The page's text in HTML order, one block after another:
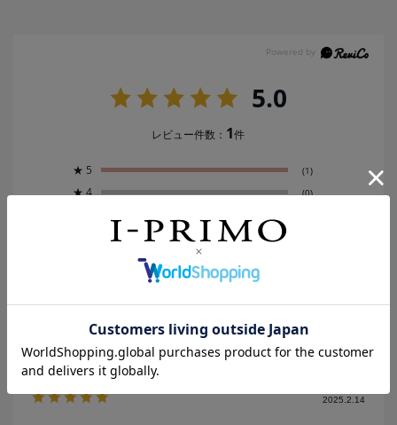
5.0
レビュー件数： 1件
★ 5 (1)
★4 (0)
2025.2.14